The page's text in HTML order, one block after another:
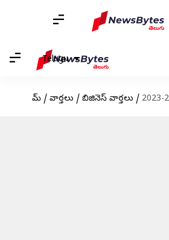
Telugu
హోమ్ / వార్తలు / బిజినెస్ వార్తలు /